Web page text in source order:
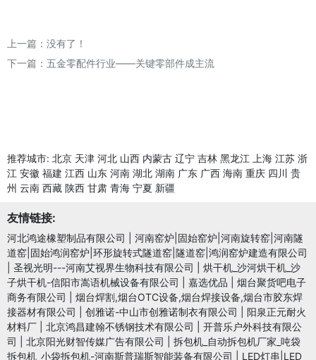
上一篇：没有了！
下一篇： 五金零配件行业——关键零部件成主流
推荐城市: 北京 天津 河北 山西 内蒙古 辽宁 吉林 黑龙江 上海 江苏 浙
江 安徽 福建 江西 山东 河南 湖北 湖南 广东 广西 海南 重庆 四川 贵
州 云南 西藏 陕西 甘肃 青海 宁夏 新疆
友情链接:
河北鸿途橡塑制品有限公司
河南窑炉|固始窑炉|河南旋转窑|河南隧
道窑|固始鸿润窑炉|环形旋转式隧道窑|隧道窑|鸿润窑炉建造有限公司
圣视光明---河南艾视界生物科技有限公司
烘干机_沙河烘干机_沙
子烘干机-信阳市嵩语机械设备有限公司
嘉选优品
烟台聚货吧电子
商务有限公司
烟台焊割,烟台OTC设备,烟台焊接设备,烟台市胶东焊
接器材有限公司
创雅诺-中山市创雅诺制衣有限公司
阳泉正元耐火
材料厂
北京鸿昌建翰不锈钢技术有限公司
开普乐户外科技有限公
司
北京阳光财智传媒广告有限公司
拆包机_自动拆包机厂家_吨袋
拆包机_小袋拆包机-河南斯普瑞斯智能装备有限公司
LED灯串|LED